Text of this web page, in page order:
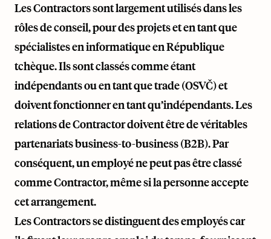
Les Contractors sont largement utilisés dans les
rôles de conseil, pour des projets et en tant que
spécialistes en informatique en République
tchèque. Ils sont classés comme étant
indépendants ou en tant que trade (OSVČ) et
doivent fonctionner en tant qu’indépendants. Les
relations de Contractor doivent être de véritables
partenariats business-to-business (B2B). Par
conséquent, un employé ne peut pas être classé
comme Contractor, même si la personne accepte
cet arrangement.
Les Contractors se distinguent des employés car